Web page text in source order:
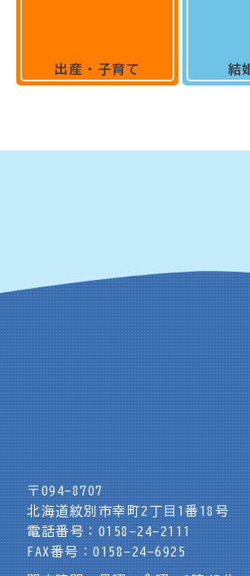
出産・子育て 結
〒094-8707
北海道紋別市幸町2丁目1番18号
電話番号：0158-24-2111
FAX番号：0158-24-6925